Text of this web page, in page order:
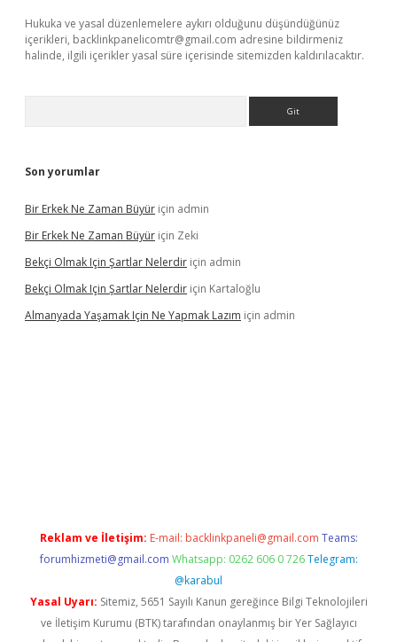
Hukuka ve yasal düzenlemelere aykırı olduğunu düşündüğünüz
içerikleri, backlinkpanelicomtr@gmail.com adresine bildirmeniz
halinde, ilgili içerikler yasal süre içerisinde sitemizden kaldırılacaktır.
Son yorumlar
Bir Erkek Ne Zaman Büyür için admin
Bir Erkek Ne Zaman Büyür için Zeki
Bekçi Olmak Için Şartlar Nelerdir için admin
Bekçi Olmak Için Şartlar Nelerdir için Kartaloğlu
Almanyada Yaşamak Için Ne Yapmak Lazım için admin
Reklam ve İletişim: E-mail: backlinkpaneli@gmail.com Teams:
forumhizmeti@gmail.com Whatsapp: 0262 606 0 726 Telegram:
@karabul
Yasal Uyarı: Sitemiz, 5651 Sayılı Kanun gereğince Bilgi Teknolojileri
ve İletişim Kurumu (BTK) tarafından onaylanmış bir Yer Sağlayıcı